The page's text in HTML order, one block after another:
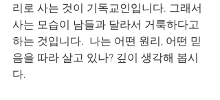
리로 사는 것이 기독교인입니다. 그래서
사는 모습이 남들과 달라서 거룩하다고
하는 것입니다.  나는 어떤 원리, 어떤 믿
음을 따라 살고 있나? 깊이 생각해 봅시
다.